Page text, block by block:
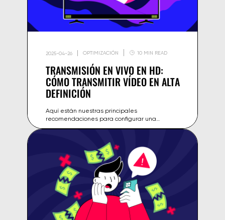
2025-04-26 OPTIMIZACIÓN 10 MIN READ
TRANSMISIÓN EN VIVO EN HD:
CÓMO TRANSMITIR VÍDEO EN ALTA
DEFINICIÓN
Aquí están nuestras principales
recomendaciones para configurar una
transmisión de vídeo de alta calidad.